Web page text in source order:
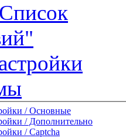
/ Основные
/ Дополнительно
/ Captcha